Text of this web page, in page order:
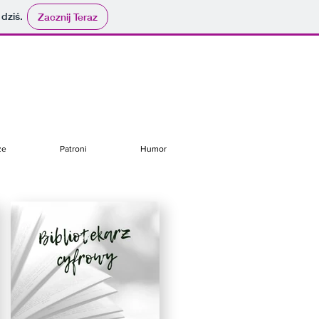
Zacznij Teraz
Patroni Humor